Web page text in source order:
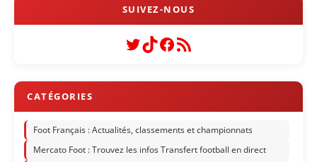
Twitter
TikTok
Facebook
Flux RSS
Foot Français : Actualités, classements et championnats
Mercato Foot : Trouvez les infos Transfert football en direct